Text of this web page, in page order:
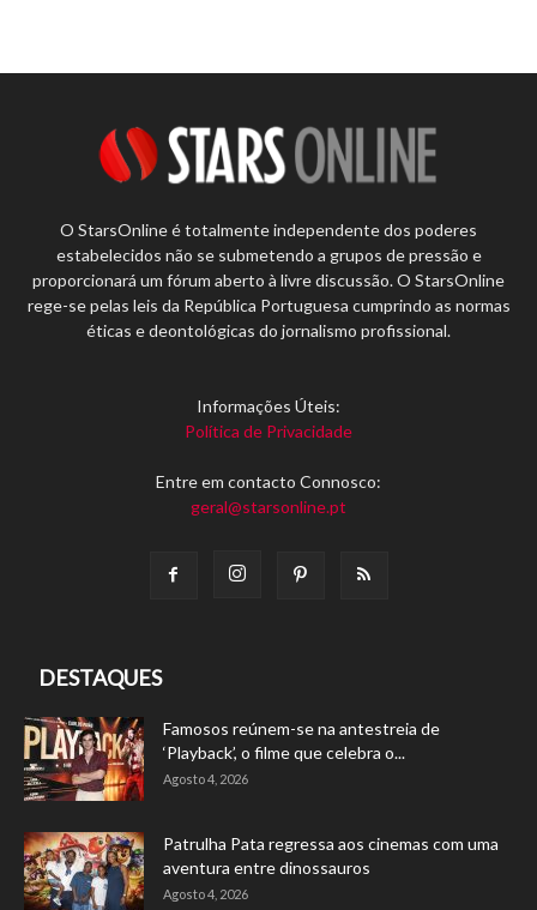
O StarsOnline é totalmente independente dos poderes
estabelecidos não se submetendo a grupos de pressão e
proporcionará um fórum aberto à livre discussão. O StarsOnline
rege-se pelas leis da República Portuguesa cumprindo as normas
éticas e deontológicas do jornalismo profissional.
Informações Úteis:
Política de Privacidade
Entre em contacto Connosco:
geral@starsonline.pt
DESTAQUES
Famosos reúnem-se na antestreia de
‘Playback’, o filme que celebra o...
Agosto 4, 2026
Patrulha Pata regressa aos cinemas com uma
aventura entre dinossauros
Agosto 4, 2026